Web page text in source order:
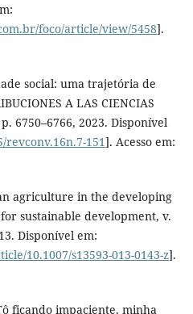
foco/article/view/5458].
social: uma trajetória de
A LAS CIENCIAS
6750–6766, 2023. Disponível
151]. Acesso em:
agriculture in the developing
sustainable development, v.
Disponível em:
10.1007/s13593-013-0143-z].
ficando impaciente, minha